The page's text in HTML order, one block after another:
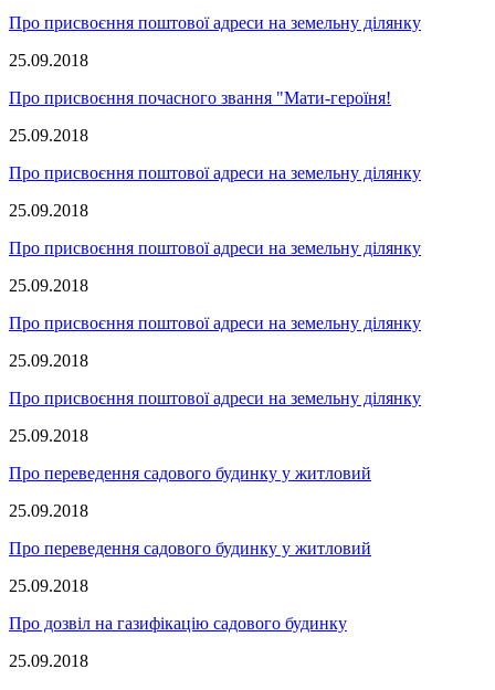
Про присвоєння поштової адреси на земельну ділянку
25.09.2018
Про присвоєння почасного звання "Мати-героїня!
25.09.2018
Про присвоєння поштової адреси на земельну ділянку
25.09.2018
Про присвоєння поштової адреси на земельну ділянку
25.09.2018
Про присвоєння поштової адреси на земельну ділянку
25.09.2018
Про присвоєння поштової адреси на земельну ділянку
25.09.2018
Про переведення садового будинку у житловий
25.09.2018
Про переведення садового будинку у житловий
25.09.2018
Про дозвіл на газифікацію садового будинку
25.09.2018